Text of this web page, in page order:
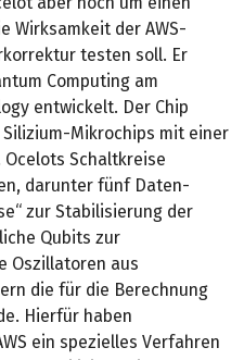
Wirksamkeit der AWS-
testen soll. Er
Computing am
entwickelt. Der Chip
Mikrochips mit einer
Ocelots Schaltkreise
darunter fünf Daten-
zur Stabilisierung der
Qubits zur
Oszillatoren aus
die für die Berechnung
Hierfür haben
ein spezielles Verfahren